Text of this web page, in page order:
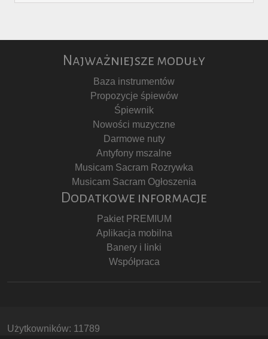
Najważniejsze moduły
Baza instrumentów
Propozycje śpiewów
Śpiewnik
Nowości muzyczne
Darmowe nuty
Antyfony mszalne
Musicam Sacram Rozrywka
Musicam Sacram Ogłoszenia
Dodatkowe informacje
Pakiet PREMIUM
Aplikacja mobilna
Banery i linki
Współpraca
Użytkowników: 11789